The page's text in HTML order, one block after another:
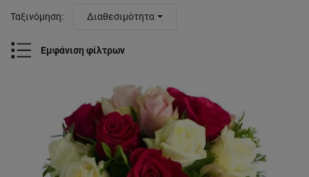
Εμφάνιση φίλτρων
Ταξινόμηση: Διαθεσιμότητα